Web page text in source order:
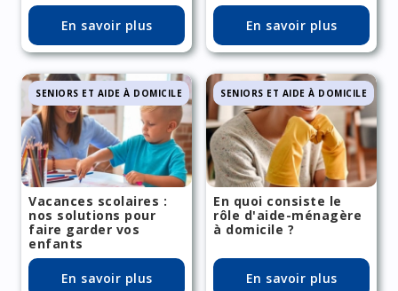
En savoir plus En savoir plus
SENIORS ET AIDE À DOMICILE
Vacances scolaires :
nos solutions pour
faire garder vos
enfants
En savoir plus
SENIORS ET AIDE À DOMICILE
En quoi consiste le
rôle d'aide-ménagère
à domicile ?
En savoir plus